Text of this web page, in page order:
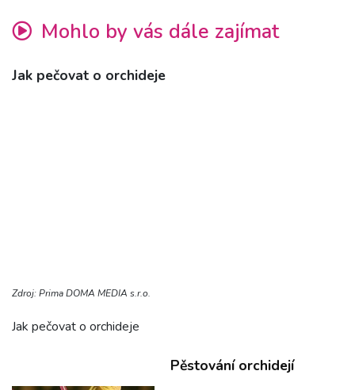
Mohlo by vás dále zajímat
Jak pečovat o orchideje
Zdroj: Prima DOMA MEDIA s.r.o.
Jak pečovat o orchideje
Pěstování orchidejí